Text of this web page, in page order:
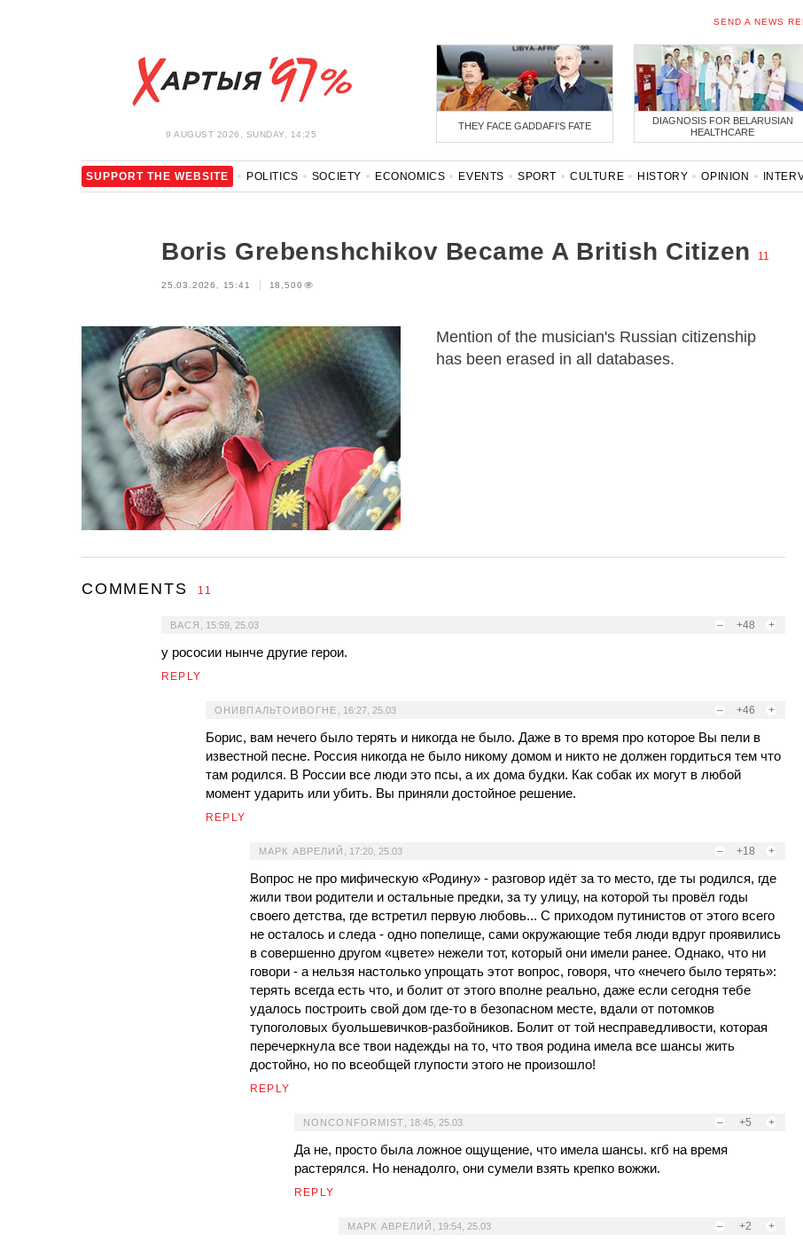
9 AUGUST 2026, SUNDAY, 14:25
SEND A NEWS
THEY FACE GADDAFI'S FATE
DIAGNOSIS FOR BELARUSIAN
HEALTHCARE
SUPPORT THE WEBSITE POLITICS SOCIETY ECONOMICS EVENTS SPORT CULTURE HISTORY OPINION
Boris Grebenshchikov Became A British Citizen 11
25.03.2026, 15:41 18,500
Mention of the musician's Russian citizenship
has been erased in all databases.
COMMENTS 11
– +48 +
ВАСЯ 15:59, 25.03
у рососии нынче другие герои.
REPLY
– +46 +
ОНИВПАЛЬТОИВОГНЕ 16:27, 25.03
Борис, вам нечего было терять и никогда не было. Даже в то время про которое Вы пели в
известной песне. Россия никогда не было никому домом и никто не должен гордиться тем что
там родился. В России все люди это псы, а их дома будки. Как собак их могут в любой
момент ударить или убить. Вы приняли достойное решение.
REPLY
– +18 +
МАРК АВРЕЛИЙ 17:20, 25.03
Вопрос не про мифическую «Родину» - разговор идёт за то место, где ты родился, где
жили твои родители и остальные предки, за ту улицу, на которой ты провёл годы
своего детства, где встретил первую любовь... С приходом путинистов от этого всего
не осталось и следа - одно попелище, сами окружающие тебя люди вдруг проявились
в совершенно другом «цвете» нежели тот, который они имели ранее. Однако, что ни
говори - а нельзя настолько упрощать этот вопрос, говоря, что «нечего было терять»:
терять всегда есть что, и болит от этого вполне реально, даже если сегодня тебе
удалось построить свой дом где-то в безопасном месте, вдали от потомков
тупоголовых буольшевичков-разбойников. Болит от той несправедливости, которая
перечеркнула все твои надежды на то, что твоя родина имела все шансы жить
достойно, но по всеобщей глупости этого не произошло!
REPLY
– +5 +
NONCONFORMIST 18:45, 25.03
Да не, просто была ложное ощущение, что имела шансы. кгб на время
растерялся. Но ненадолго, они сумели взять крепко вожжи.
REPLY
– +2 +
МАРК АВРЕЛИЙ 19:54, 25.03